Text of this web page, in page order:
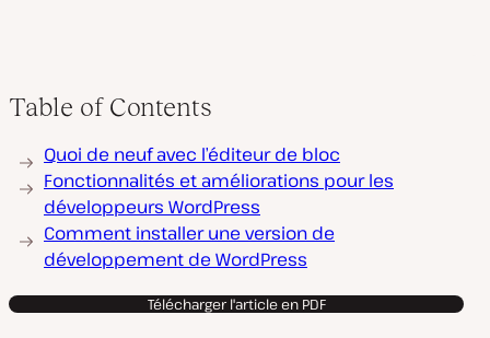
Table of Contents
Quoi de neuf avec l’éditeur de bloc
Fonctionnalités et améliorations pour les
développeurs WordPress
Comment installer une version de
développement de WordPress
Télécharger l'article en PDF